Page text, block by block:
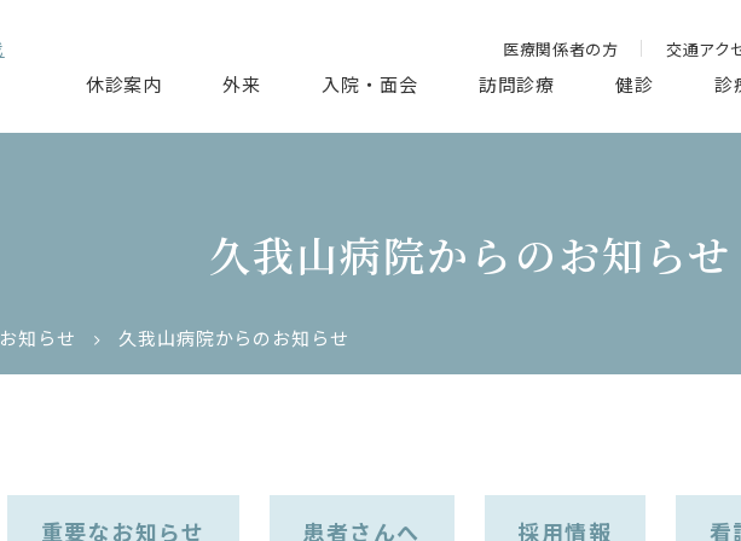
医療関係者の方 交通アク
休診案内 外来 入院・面会 訪問診療 健診 診
久我山病院からのお知らせ
お知らせ 久我山病院からのお知らせ
重要なお知らせ 患者さんへ 採用情報 看